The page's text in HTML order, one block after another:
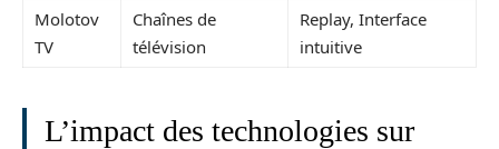
Molotov
TV
Chaînes de
télévision
Replay, Interface
intuitive
L’impact des technologies sur